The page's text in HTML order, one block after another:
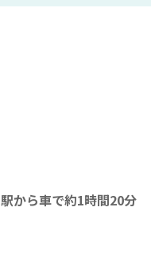
から車で約1時間20分